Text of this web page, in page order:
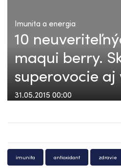
Imunita a energia
10
maqui berry.
superovocie aj
31.05.2015 00:00
imunita antioxidant zdravie